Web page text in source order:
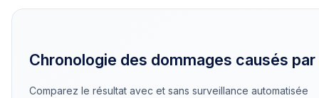
Chronologie des dommages causés
Comparez le résultat avec et sans surveillance automatisée